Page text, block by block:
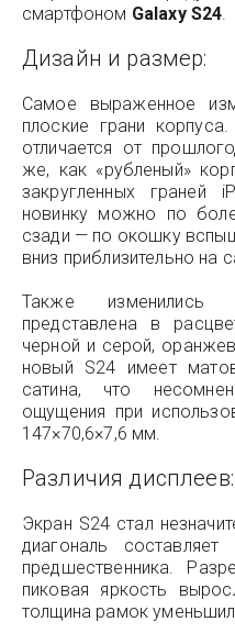
смартфоном Galaxy S24.
Дизайн и размер:
Самое выраженное
плоские грани
отличается от
же, как «рубленый»
закругленных граней
новинку можно по
сзади — по окошку
вниз приблизительно на
Также
представлена в
черной и серой,
новый S24 имеет
сатина, что
ощущения при
147×70,6×7,6 мм.
Различия дисплеев:
Экран S24 стал
диагональ
предшественника.
пиковая яркость
толщина рамок